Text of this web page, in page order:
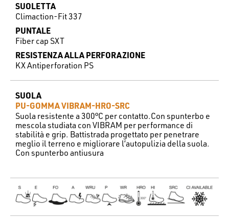
SUOLETTA
Climaction-Fit 337
PUNTALE
Fiber cap SXT
RESISTENZA ALLA PERFORAZIONE
KX Antiperforation PS
SUOLA
PU-GOMMA VIBRAM-HRO-SRC
Suola resistente a 300°C per contatto.Con spunterbo e
mescola studiata con VIBRAM per performance di
stabilità e grip. Battistrada progettato per penetrare
meglio il terreno e migliorare l’autopulizia della suola.
Con spunterbo antiusura